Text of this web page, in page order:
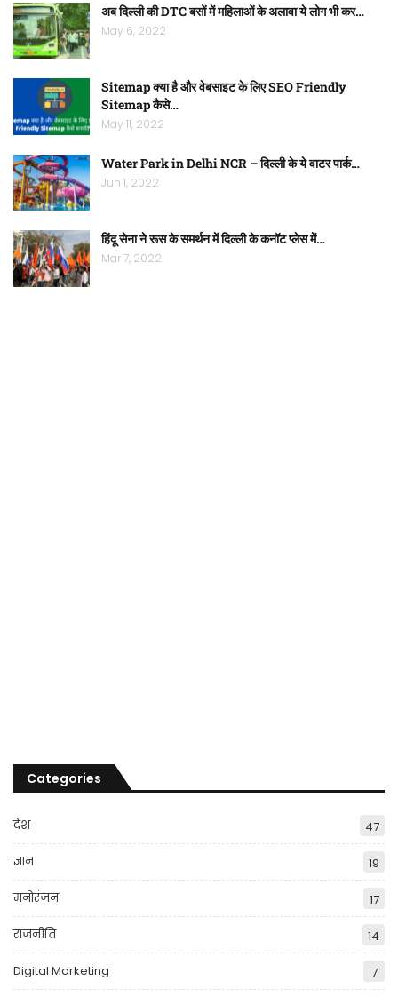
अब दिल्ली की DTC बसों में महिलाओं के अलावा ये लोग भी कर…
May 6, 2022
Sitemap क्या है और वेबसाइट के लिए SEO Friendly
Sitemap कैसे…
May 11, 2022
Water Park in Delhi NCR – दिल्ली के ये वाटर पार्क…
Jun 1, 2022
हिंदू सेना ने रूस के समर्थन में दिल्ली के कनॉट प्लेस में…
Mar 7, 2022
Categories
देश 47
ज्ञान 19
मनोरंजन 17
राजनीति 14
Digital Marketing 7